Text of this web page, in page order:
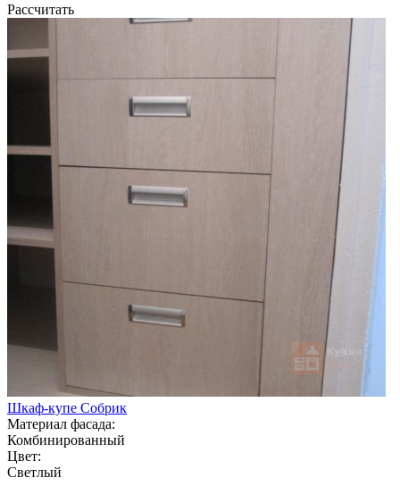
Рассчитать
Шкаф-купе Собрик
Материал фасада:
Комбинированный
Цвет:
Светлый